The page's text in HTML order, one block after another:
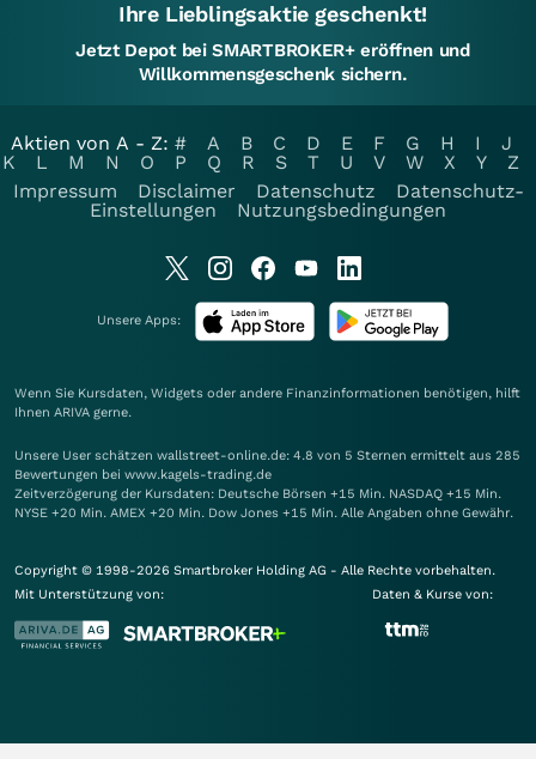
Ihre Lieblingsaktie geschenkt!
Jetzt Depot bei SMARTBROKER+ eröffnen und
Willkommensgeschenk sichern.
Aktien von A - Z: # A B C D E F G H I
J
K
L M N O P Q R S T U V W X Y
Z
Impressum
Disclaimer Datenschutz
Datenschutz-
Einstellungen
Nutzungsbedingungen
Unsere Apps:
Wenn Sie Kursdaten, Widgets oder andere Finanzinformationen benötigen, hilft
Ihnen ARIVA gerne.
Unsere User schätzen wallstreet-online.de: 4.8 von 5 Sternen ermittelt aus 285
Bewertungen bei www.kagels-trading.de
Zeitverzögerung der Kursdaten: Deutsche Börsen +15 Min. NASDAQ +15 Min.
NYSE +20 Min. AMEX +20 Min. Dow Jones +15 Min. Alle Angaben ohne Gewähr.
Copyright © 1998-2026 Smartbroker Holding AG - Alle Rechte vorbehalten.
Mit Unterstützung von:
Daten & Kurse von: